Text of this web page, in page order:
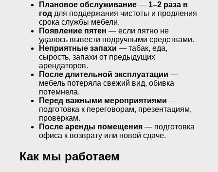
Плановое обслуживание — 1–2 раза в
год для поддержания чистоты и продления
срока службы мебели.
Появление пятен — если пятно не
удалось вывести подручными средствами.
Неприятные запахи — табак, еда,
сырость, запахи от предыдущих
арендаторов.
После длительной эксплуатации —
мебель потеряла свежий вид, обивка
потемнела.
Перед важными мероприятиями —
подготовка к переговорам, презентациям,
проверкам.
После аренды помещения — подготовка
офиса к возврату или новой сдаче.
Как мы работаем